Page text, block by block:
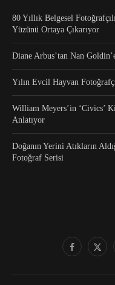
80 Yıllık Belgesel
Yüzünü Ortaya Çıkarıyor
Diane Arbus’tan Nan
Yılın Evcil Hayvan
William Meyers’in ‘Civics’
Anlatıyor
Doğanın Yerini Atıkların
Fotoğraf Serisi